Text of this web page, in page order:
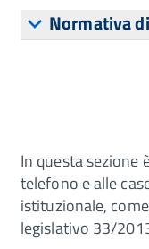
Normativa
In questa sezione
telefono e alle
istituzionale,
legislativo 33/